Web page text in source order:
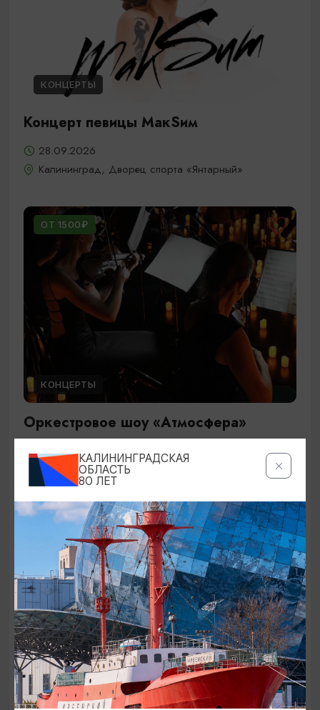
КОНЦЕРТЫ
Концерт певицы МакSим
28.09.2026
Калининград, Дворец спорта «Янтарный»
ОТ 1500₽
КОНЦЕРТЫ
Оркестровое шоу «Атмосфера»
29.09.2026 19:00
Калининград, Дворец культуры железнодорожников
ОТ 1500₽
КОНЦЕРТЫ
КАЛИНИНГРАДСКАЯ
ОБЛАСТЬ
80 ЛЕТ